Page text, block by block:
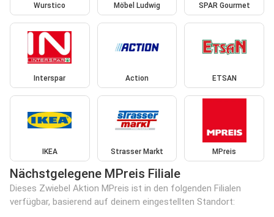
Wurstico Möbel Ludwig SPAR Gourmet
Interspar Action ETSAN
IKEA Strasser Markt MPreis
Nächstgelegene MPreis Filiale
Dieses Zwiebel Aktion MPreis ist in den folgenden Filialen
verfügbar, basierend auf deinem eingestellten Standort: